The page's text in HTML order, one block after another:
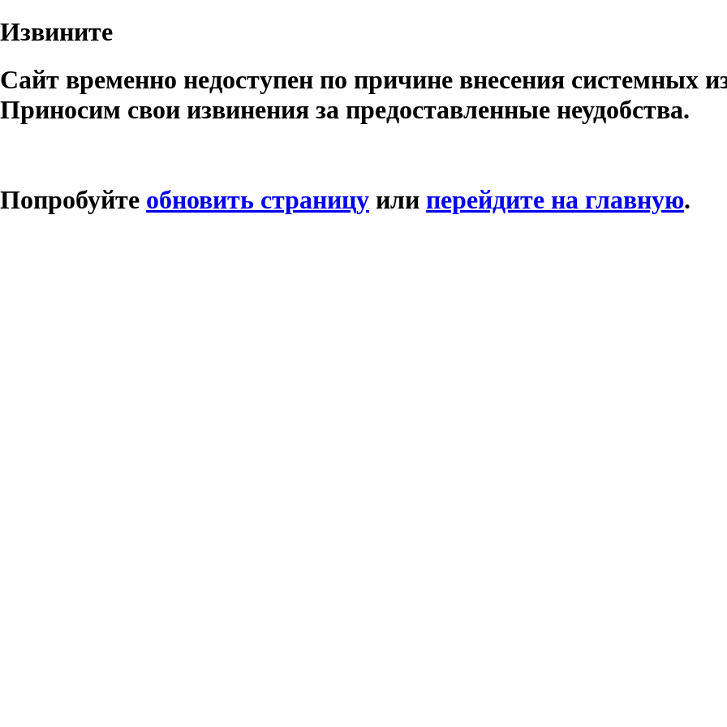
Извините
Сайт временно недоступен по причине внесения системных
Приносим свои извинения за предоставленные неудобства.
Попробуйте обновить страницу или перейдите на главную.